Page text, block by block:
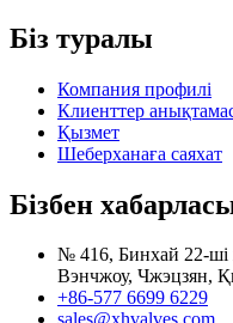
Біз туралы
Компания профилі
Клиенттер
Қызмет
Шеберханаға саяхат
Бізбен
№ 416, Бинхай 22-
Вэнчжоу, Чжэцзян,
+86-577 6699 6229